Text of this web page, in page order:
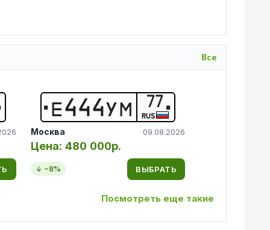
Все
Е444УМ 77
RUS
Москва 09.08.2026
Цена: 480 000р.
↓ −8% ВЫБРАТЬ
Посмотреть еще такие